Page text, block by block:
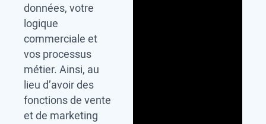
données, votre
logique
commerciale et
vos processus
métier. Ainsi, au
lieu d’avoir des
fonctions de vente
et de marketing